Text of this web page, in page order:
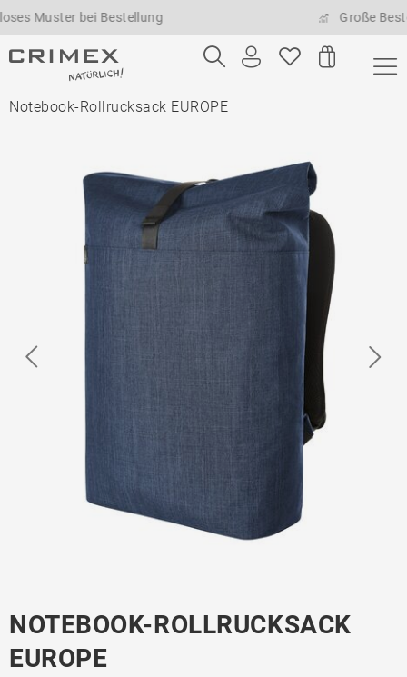
bei Bestellung Große
Notebook-Rollrucksack EUROPE
NOTEBOOK-ROLLRUCKSACK
EUROPE